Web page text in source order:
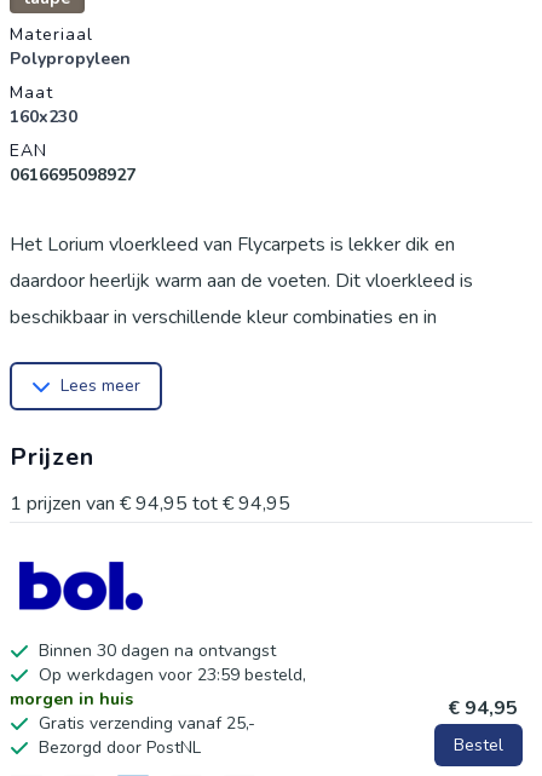
Materiaal
Polypropyleen
Maat
160x230
EAN
0616695098927
Het Lorium vloerkleed van Flycarpets is lekker dik en
daardoor heerlijk warm aan de voeten. Dit vloerkleed is
beschikbaar in verschillende kleur combinaties en in
kenmerken:
Geluiddempend
Onderhoud: regelmatig stofzuigen en afkloppen is voldoende
Verkrijgbaar in de kleuren: Paars/Grijs, Beige/Mocca/Crea,
Blauw/Grijs/Cream, Taupe/Grijs/Beige, Rood/Grijs/ Wit,
Antraciet/Wit/Grijs en Terra/Blauw/Beige
Verkrijgbaar in de maten: 80x150cm, 120x170cm,
140x200cm, 160x230cm en 200x290cm
Lees meer
Prijzen
1 prijzen van € 94,95 tot€ 94,95
Binnen 30 dagen na ontvangst
Op werkdagen voor 23:59 besteld,
morgen in huis
Gratis verzending vanaf 25,-
Bezorgd door PostNL
€ 94,95
Bestel